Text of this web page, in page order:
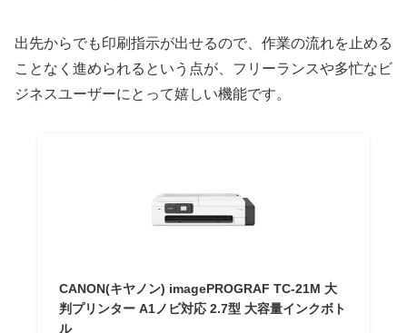
出先からでも印刷指示が出せるので、作業の流れを止める
ことなく進められるという点が、フリーランスや多忙なビ
ジネスユーザーにとって嬉しい機能です。
CANON(キヤノン) imagePROGRAF TC-21M 大
判プリンター A1ノビ対応 2.7型 大容量インクボト
ル